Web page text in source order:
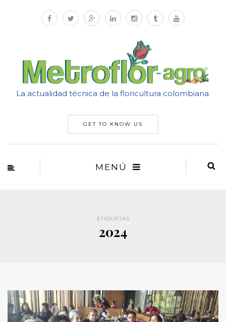
La actualidad técnica de la floricultura colombiana
GET TO KNOW US
MENÚ
ETIQUETAS
2024